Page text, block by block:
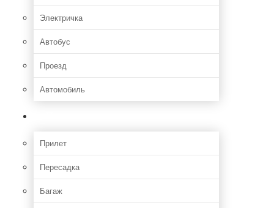
Электричка
Автобус
Проезд
Автомобиль
Прилет
Пересадка
Багаж